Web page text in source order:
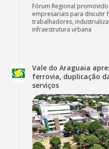
Fórum Regional
empresariais para discutir
trabalhadores,
infraestrutura urbana
Vale do Araguaia
ferrovia, duplicação
serviços